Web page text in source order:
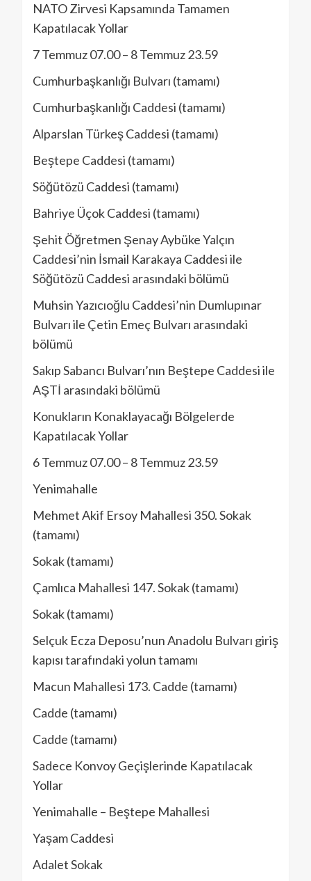
NATO Zirvesi Kapsamında Tamamen
Kapatılacak Yollar
7 Temmuz 07.00 – 8 Temmuz 23.59
Cumhurbaşkanlığı Bulvarı (tamamı)
Cumhurbaşkanlığı Caddesi (tamamı)
Alparslan Türkeş Caddesi (tamamı)
Beştepe Caddesi (tamamı)
Söğütözü Caddesi (tamamı)
Bahriye Üçok Caddesi (tamamı)
Şehit Öğretmen Şenay Aybüke Yalçın
Caddesi’nin İsmail Karakaya Caddesi ile
Söğütözü Caddesi arasındaki bölümü
Muhsin Yazıcıoğlu Caddesi’nin Dumlupınar
Bulvarı ile Çetin Emeç Bulvarı arasındaki
bölümü
Sakıp Sabancı Bulvarı’nın Beştepe Caddesi ile
AŞTİ arasındaki bölümü
Konukların Konaklayacağı Bölgelerde
Kapatılacak Yollar
6 Temmuz 07.00 – 8 Temmuz 23.59
Yenimahalle
Mehmet Akif Ersoy Mahallesi 350. Sokak
(tamamı)
Sokak (tamamı)
Çamlıca Mahallesi 147. Sokak (tamamı)
Sokak (tamamı)
Selçuk Ecza Deposu’nun Anadolu Bulvarı giriş
kapısı tarafındaki yolun tamamı
Macun Mahallesi 173. Cadde (tamamı)
Cadde (tamamı)
Cadde (tamamı)
Sadece Konvoy Geçişlerinde Kapatılacak
Yollar
Yenimahalle – Beştepe Mahallesi
Yaşam Caddesi
Adalet Sokak